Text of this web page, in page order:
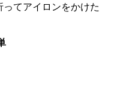
てアイロンをかけた